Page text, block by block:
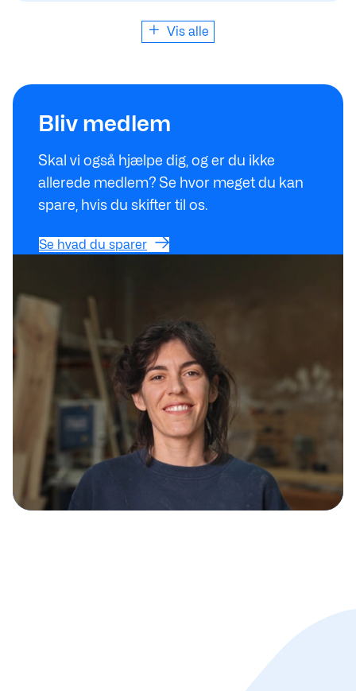
Vis alle
Bliv medlem
Skal vi også hjælpe dig, og er du ikke
allerede medlem? Se hvor meget du kan
spare, hvis du skifter til os.
Se hvad du sparer
Se hvad du sparer